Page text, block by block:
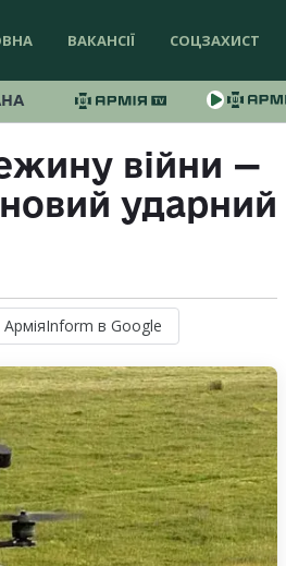
ВАКАНСІЇ СОЦЗАХИСТ
війни —
ударний
АрміяInform в Google